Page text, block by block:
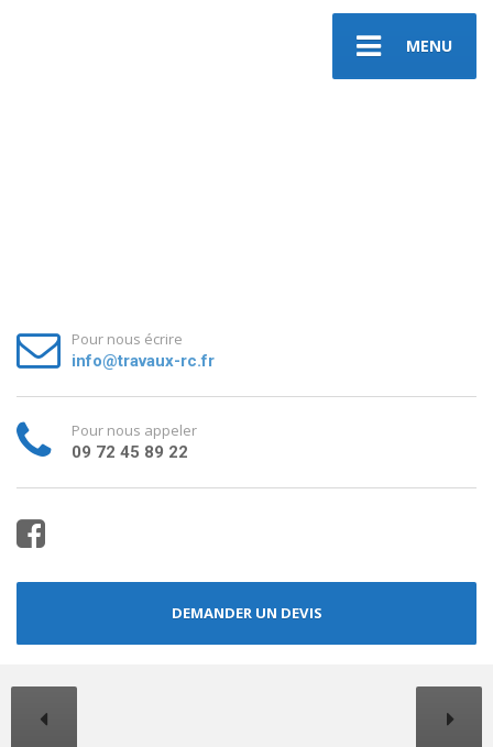
MENU
Pour nous écrire
info@travaux-rc.fr
Pour nous appeler
09 72 45 89 22
DEMANDER UN DEVIS